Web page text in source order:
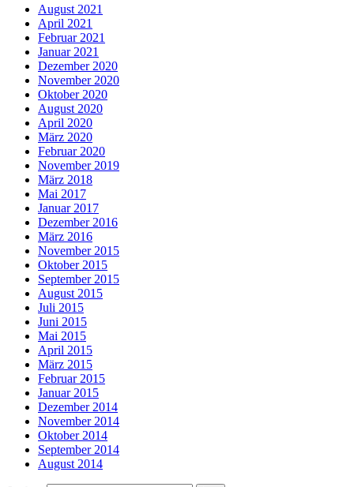
August 2021
April 2021
Februar 2021
Januar 2021
Dezember 2020
November 2020
Oktober 2020
August 2020
April 2020
März 2020
Februar 2020
November 2019
März 2018
Mai 2017
Januar 2017
Dezember 2016
März 2016
November 2015
Oktober 2015
September 2015
August 2015
Juli 2015
Juni 2015
Mai 2015
April 2015
März 2015
Februar 2015
Januar 2015
Dezember 2014
November 2014
Oktober 2014
September 2014
August 2014